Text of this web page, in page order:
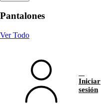
Pantalones
Ver Todo
Iniciar
sesión